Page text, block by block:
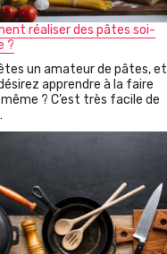
réaliser des pâtes soi-
?
un amateur de pâtes, et
apprendre à la faire
? C’est très facile de